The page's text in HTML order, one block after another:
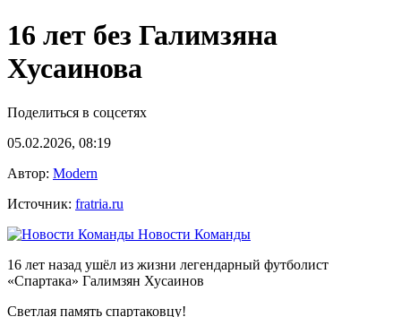
16 лет без Галимзяна
Хусаинова
Поделиться в соцсетях
05.02.2026, 08:19
Автор: Modern
Источник: fratria.ru
Новости Команды
16 лет назад ушёл из жизни легендарный футболист
«Спартака» Галимзян Хусаинов
Светлая память спартаковцу!